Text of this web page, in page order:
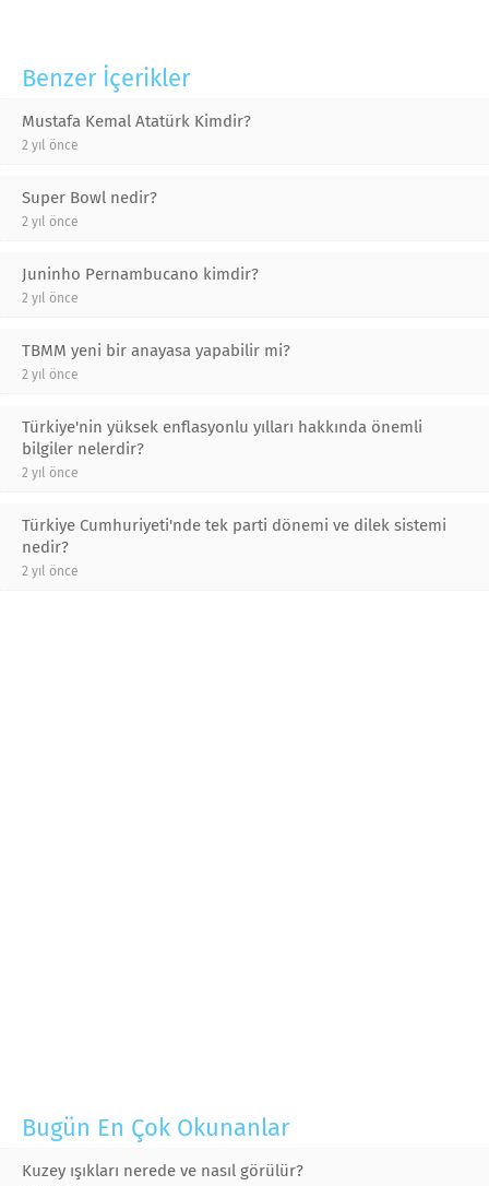
Benzer İçerikler
Mustafa Kemal Atatürk Kimdir?
2 yıl önce
Super Bowl nedir?
2 yıl önce
Juninho Pernambucano kimdir?
2 yıl önce
TBMM yeni bir anayasa yapabilir mi?
2 yıl önce
Türkiye'nin yüksek enflasyonlu yılları hakkında önemli
bilgiler nelerdir?
2 yıl önce
Türkiye Cumhuriyeti'nde tek parti dönemi ve dilek sistemi
nedir?
2 yıl önce
Bugün En Çok Okunanlar
Kuzey ışıkları nerede ve nasıl görülür?